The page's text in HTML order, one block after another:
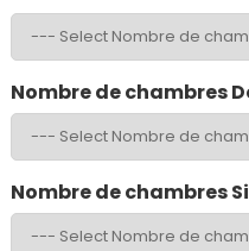
Nombre de chambres
Nombre de chambres